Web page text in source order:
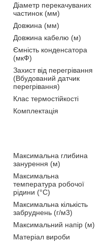
Діаметр перекачуваних
частинок (мм)
Довжина (мм)
Довжина кабелю (м)
Ємність конденсатора
(мкФ)
Захист від перегрівання
(Вбудований датчик
перегрівання)
Клас термостійкості
Комплектація
Максимальна глибина
занурення (м)
Максимальна
температура робочої
рідини (°C)
Максимальна кількість
забруднень (г/м3)
Максимальний напір (м)
Матеріал вироби